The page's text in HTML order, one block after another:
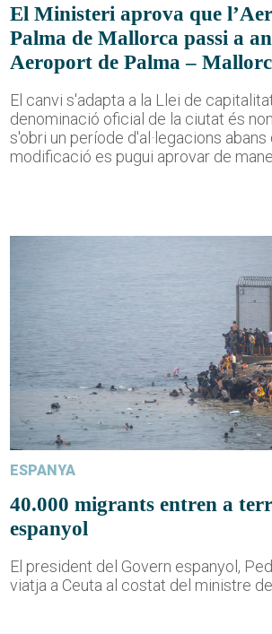
El Ministeri aprova que
Palma de Mallorca passi a
Aeroport de Palma –
El canvi s'adapta a la Llei de
denominació oficial de la ciutat és
s'obri un període d'al·legacions abans
modificació es pugui aprovar de
ESPANYA
40.000 migrants entren a
espanyol
El president del Govern espanyol,
viatja a Ceuta al costat del ministre